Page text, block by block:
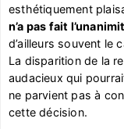
esthétiquement
n’a pas fait
d’ailleurs souvent le
La disparition de la
audacieux qui
ne parvient pas à
cette décision.